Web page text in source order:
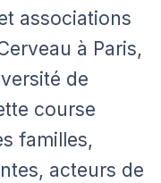
associations
à Paris,
de
course
familles,
acteurs de